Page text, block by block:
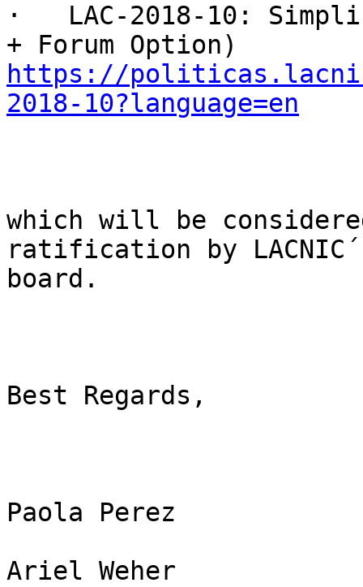
·   LAC-2018-10:
https://
2018-10?language=en
which will be
ratification by
board.
Best Regards,
Paola Perez
Ariel Weher